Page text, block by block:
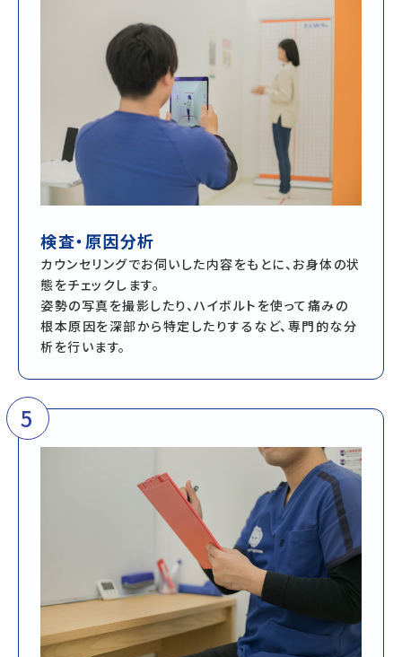
検査・原因分析
カウンセリングでお伺いした内容をもとに、お身体の状
態をチェックします。
姿勢の写真を撮影したり、ハイボルトを使って痛みの
根本原因を深部から特定したりするなど、専門的な分
析を行います。
5